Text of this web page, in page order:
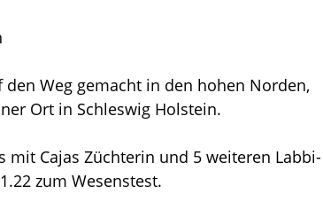
Weg gemacht in den hohen Norden,
Ort in Schleswig Holstein.
mit Cajas Züchterin und 5 weiteren Labbi-
zum Wesenstest.